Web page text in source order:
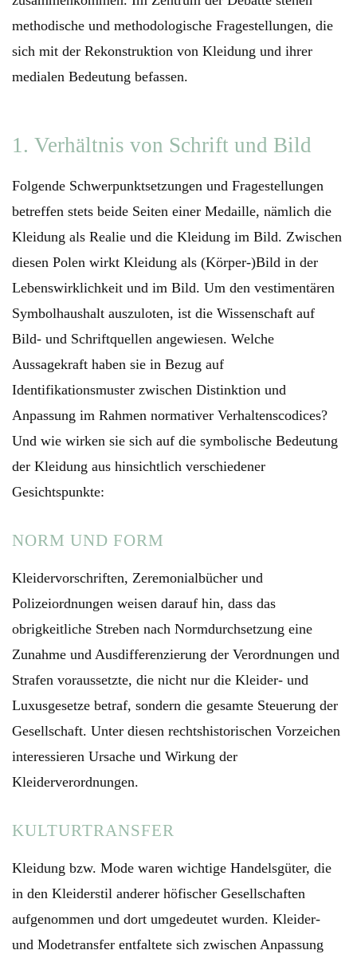
methodische und methodologische Fragestellungen, die
sich mit der Rekonstruktion von Kleidung und ihrer
medialen Bedeutung befassen.
1. Verhältnis von Schrift und Bild
Folgende Schwerpunktsetzungen und Fragestellungen
betreffen stets beide Seiten einer Medaille, nämlich die
Kleidung als Realie und die Kleidung im Bild. Zwischen
diesen Polen wirkt Kleidung als (Körper-)Bild in der
Lebenswirklichkeit und im Bild. Um den vestimentären
Symbolhaushalt auszuloten, ist die Wissenschaft auf
Bild- und Schriftquellen angewiesen. Welche
Aussagekraft haben sie in Bezug auf
Identifikationsmuster zwischen Distinktion und
Anpassung im Rahmen normativer Verhaltenscodices?
Und wie wirken sie sich auf die symbolische Bedeutung
der Kleidung aus hinsichtlich verschiedener
Gesichtspunkte:
NORM UND FORM
Kleidervorschriften, Zeremonialbücher und
Polizeiordnungen weisen darauf hin, dass das
obrigkeitliche Streben nach Normdurchsetzung eine
Zunahme und Ausdifferenzierung der Verordnungen und
Strafen voraussetzte, die nicht nur die Kleider- und
Luxusgesetze betraf, sondern die gesamte Steuerung der
Gesellschaft. Unter diesen rechtshistorischen Vorzeichen
interessieren Ursache und Wirkung der
Kleiderverordnungen.
KULTURTRANSFER
Kleidung bzw. Mode waren wichtige Handelsgüter, die
in den Kleiderstil anderer höfischer Gesellschaften
aufgenommen und dort umgedeutet wurden. Kleider-
und Modetransfer entfaltete sich zwischen Anpassung